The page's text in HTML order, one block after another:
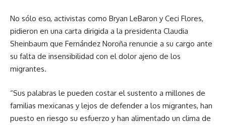
No sólo eso, activistas como Bryan LeBaron y Ceci Flores,
pidieron en una carta dirigida a la presidenta Claudia
Sheinbaum que Fernández Noroña renuncie a su cargo ante
su falta de insensibilidad con el dolor ajeno de los
migrantes.
“Sus palabras le pueden costar el sustento a millones de
familias mexicanas y lejos de defender a los migrantes, han
puesto en riesgo su esfuerzo y han alimentado un clima de